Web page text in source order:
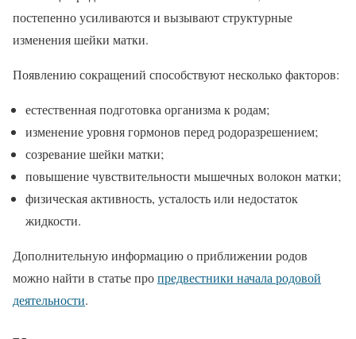
постепенно усиливаются и вызывают структурные
изменения шейки матки.
Появлению сокращений способствуют несколько факторов:
естественная подготовка организма к родам;
изменение уровня гормонов перед родоразрешением;
созревание шейки матки;
повышение чувствительности мышечных волокон матки;
физическая активность, усталость или недостаток
жидкости.
Дополнительную информацию о приближении родов
можно найти в статье пропредвестники начала родовой
деятельности.